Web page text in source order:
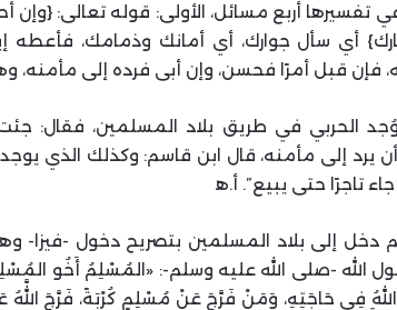
تفسيرها أربع مسائل، الأولى: قوله تعالى:
أي سأل جوارك، أي أمانك وذمامك، فأعطه
فإن قبل أمرًا فحسن، وإن أبى فرده إلى مأمنه،
الحربي في طريق بلاد المسلمين، فقال:
يرد إلى مأمنه، قال ابن قاسم: وكذلك الذي
تاجرًا حتى يبيع”. أ.ه‍
دخل إلى بلاد المسلمين بتصريح دخول -فيزا-
الله -صلى الله عليه وسلم-: «المُسْلِمُ أَخُو
فِي حَاجَتِهِ، وَمَنْ فَرَّجَ عَنْ مُسْلِمٍ كُرْبَةً، فَرَّجَ اللَّهُ